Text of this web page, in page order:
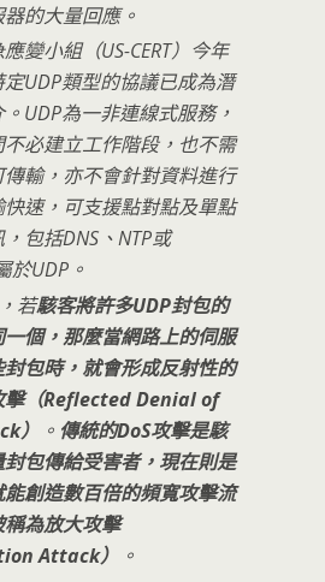
的大量回應。
變小組（US-CERT）今年
UDP類型的協議已成為潛
UDP為一非連線式服務，
必建立工作階段，也不需
輸，亦不會針對資料進行
速，可支援點對點及單點
包括DNS、NTP或
於UDP。
若駭客將許多UDP封包的
個，那麼當網路上的伺服
包時，就會形成反射性的
擊（Reflected Denial of
）
。 傳統的DoS攻擊是駭
包傳給受害者，現在則是
創造數百倍的頻寬攻擊流
為放大攻擊
Attack）
。